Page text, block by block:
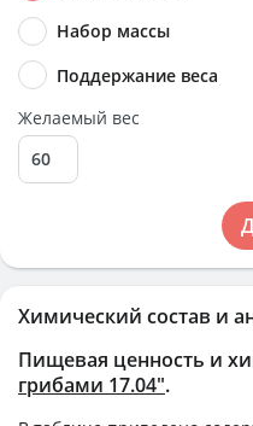
Химический состав и
Пищевая ценность и
грибами 17.04".
Набор массы
Поддержание веса
Желаемый вес